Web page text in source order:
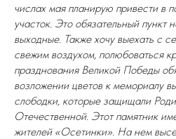
числах мая планирую привести в
участок. Это обязательный
выходные. Также хочу выехать с
свежим воздухом, полюбоваться
празднования Великой Победы
возложении цветов к мемориалу
слободки, которые защищали
Отечественной. Этот памятник
жителей «Осетинки». На нем